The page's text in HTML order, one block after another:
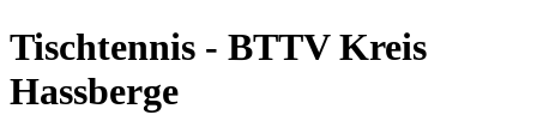
Tischtennis - BTTV Kreis
Hassberge